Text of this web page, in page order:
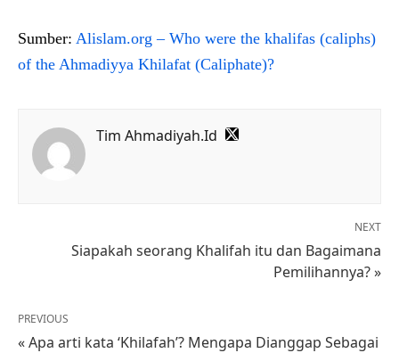
Sumber: Alislam.org – Who were the khalifas (caliphs)
of the Ahmadiyya Khilafat (Caliphate)?
Tim Ahmadiyah.Id
NEXT
Siapakah seorang Khalifah itu dan Bagaimana
Pemilihannya? »
PREVIOUS
« Apa arti kata ‘Khilafah’? Mengapa Dianggap Sebagai